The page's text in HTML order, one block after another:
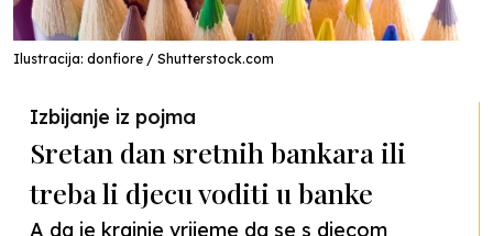
Ilustracija: donfiore / Shutterstock.com
Izbijanje iz pojma
Sretan dan sretnih bankara ili
treba li djecu voditi u banke
A da je krajnje vrijeme da se s djecom